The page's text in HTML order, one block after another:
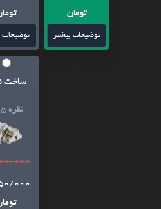
تومان
توضیحات بیشتر توضیحات
ساخت
نقره 925
000
000